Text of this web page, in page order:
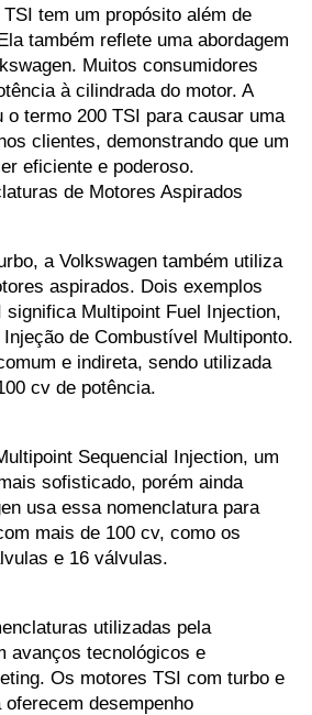
tem um propósito além de
também reflete uma abordagem
Muitos consumidores
à cilindrada do motor. A
o termo 200 TSI para causar uma
clientes, demonstrando que um
eficiente e poderoso.
de Motores Aspirados
a Volkswagen também utiliza
aspirados. Dois exemplos
Multipoint Fuel Injection,
de Combustível Multiponto.
e indireta, sendo utilizada
cv de potência.
Sequencial Injection, um
sofisticado, porém ainda
usa essa nomenclatura para
mais de 100 cv, como os
e 16 válvulas.
utilizadas pela
avanços tecnológicos e
Os motores TSI com turbo e
desempenho